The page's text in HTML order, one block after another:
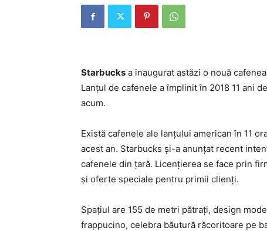
Starbucks a inaugurat astăzi o nouă
Lanţul de cafenele a împlinit în 2018 11 ani
acum.
Există cafenele ale lanţului american în 11
acest an. Starbucks şi-a anunţat recent
cafenele din ţară. Licenţierea se face prin
şi oferte speciale pentru primii clienţi.
Spaţiul are 155 de metri pătraţi, design
frappucino, celebra băutură răcoritoare pe